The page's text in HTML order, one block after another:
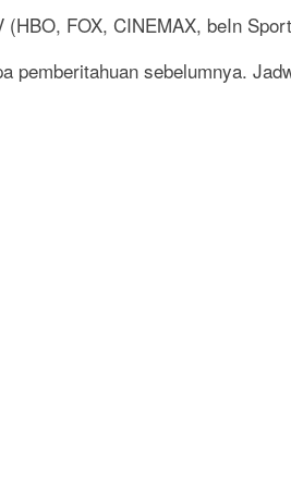
FOX, CINEMAX, beIn
pemberitahuan sebelumnya.